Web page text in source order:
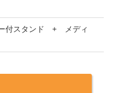
付スタンド + メディ